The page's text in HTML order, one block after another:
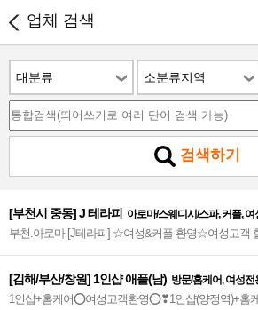
업체 검색
대분류 소분류지역
검색하기
[부천시 중동] J 테라피 아로마/스웨디시/스파, 커플, 여
부천.아로마 [J테라피] ☆여성&커플 환영☆여성고객
[김해/부산/창원] 1인샵 애플(남) 방문/홈케어, 여성전
1인샵+홈케어⭕여성고객환영⭕❣1인샵(양정역)+홈